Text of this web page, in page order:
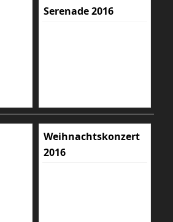
Serenade 2016
Weihnachtskonzert
2016